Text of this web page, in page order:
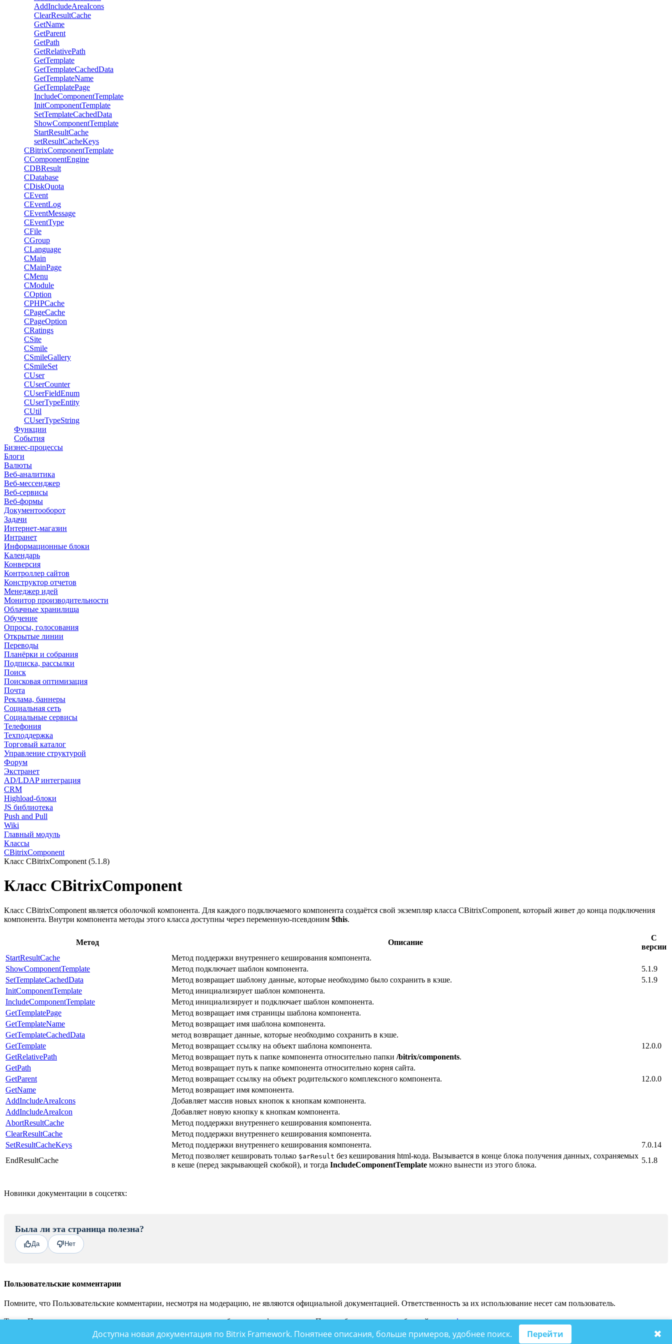
AddIncludeAreaIcons
ClearResultCache
GetName
GetParent
GetPath
GetRelativePath
GetTemplate
GetTemplateCachedData
GetTemplateName
GetTemplatePage
IncludeComponentTemplate
InitComponentTemplate
SetTemplateCachedData
ShowComponentTemplate
StartResultCache
setResultCacheKeys
CBitrixComponentTemplate
CComponentEngine
CDBResult
CDatabase
CDiskQuota
CEvent
CEventLog
CEventMessage
CEventType
CFile
CGroup
CLanguage
CMain
CMainPage
CMenu
CModule
COption
CPHPCache
CPageCache
CPageOption
CRatings
CSite
CSmile
CSmileGallery
CSmileSet
CUser
CUserCounter
CUserFieldEnum
CUserTypeEntity
CUtil
CUserTypeString
Функции
События
Бизнес-процессы
Блоги
Валюты
Веб-аналитика
Веб-мессенджер
Веб-сервисы
Веб-формы
Документооборот
Задачи
Интернет-магазин
Интранет
Информационные блоки
Календарь
Конверсия
Контроллер сайтов
Конструктор отчетов
Менеджер идей
Монитор производительности
Облачные хранилища
Обучение
Опросы, голосования
Открытые линии
Переводы
Планёрки и собрания
Подписка, рассылки
Поиск
Поисковая оптимизация
Почта
Реклама, баннеры
Социальная сеть
Социальные сервисы
Телефония
Техподдержка
Торговый каталог
Управление структурой
Форум
Экстранет
AD/LDAP интеграция
CRM
Highload-блоки
JS библиотека
Push and Pull
Wiki
Главный модуль
Классы
CBitrixComponent
Класс CBitrixComponent (5.1.8)
Класс CBitrixComponent
Класс CBitrixComponent является оболочкой компонента. Для каждого подключаемого компонента создаётся свой экземпляр класса CBitrixComponent, который живет до конца подключения
компонента. Внутри компонента методы этого класса доступны через переменную-псевдоним $this.
Метод Описание
С
версии
StartResultCache
Метод поддержки внутреннего кеширования компонента.
ShowComponentTemplate
Метод подключает шаблон компонента.
5.1.9
SetTemplateCachedData
Метод возвращает шаблону данные, которые необходимо было сохранить в кэше.
5.1.9
InitComponentTemplate
Метод инициализирует шаблон компонента.
IncludeComponentTemplate
Метод инициализирует и подключает шаблон компонента.
GetTemplatePage
Метод возвращает имя страницы шаблона компонента.
GetTemplateName
Метод возвращает имя шаблона компонента.
GetTemplateCachedData
метод возвращает данные, которые необходимо сохранить в кэше.
GetTemplate
Метод возвращает ссылку на объект шаблона компонента.
12.0.0
GetRelativePath
Метод возвращает путь к папке компонента относительно папки /bitrix/components.
GetPath
Метод возвращает путь к папке компонента относительно корня сайта.
GetParent
Метод возвращает ссылку на объект родительского комплексного компонента.
12.0.0
GetName
Метод возвращает имя компонента.
AddIncludeAreaIcons
Добавляет массив новых кнопок к кнопкам компонента.
AddIncludeAreaIcon
Добавляет новую кнопку к кнопкам компонента.
AbortResultCache
Метод поддержки внутреннего кеширования компонента.
ClearResultCache
Метод поддержки внутреннего кеширования компонента.
SetResultCacheKeys
Метод поддержки внутреннего кеширования компонента.
7.0.14
EndResultCache
Метод позволяет кешировать только $arResult без кеширования html-кода. Вызывается в конце блока получения данных, сохраняемых
в кеше (перед закрывающей скобкой), и тогда IncludeComponentTemplate можно вынести из этого блока.
5.1.8
Новинки документации в соцсетях:
Была ли эта страница полезна?
Да Нет
Пользовательские комментарии
Помните, что Пользовательские комментарии, несмотря на модерацию, не являются официальной документацией. Ответственность за их использование несет сам пользователь.
Также Пользовательские комментарии не являются местом для обсуждения функционала. По подобным вопросам обращайтесь нафорумы.
© «Битрикс», 2001-2026, «1С-Битрикс», 2026Доступна новая документация по Bitrix Framework. Понятнее описания, больше примеров, удобнее поиск. Перейти ✖